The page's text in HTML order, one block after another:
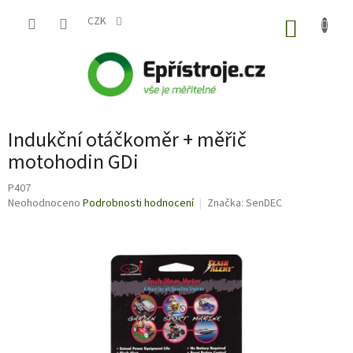
CZK
Indukční otáčkoměr + měřič
motohodin GDi
P407
Průměrné
Neohodnoceno Podrobnosti hodnocení Značka: SenDEC